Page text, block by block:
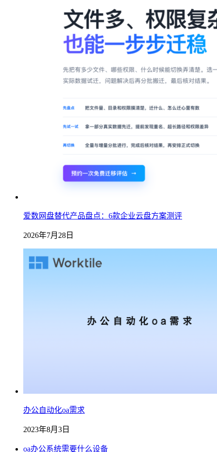
爱数网盘替代产品盘点：6款企业云盘方案测评
2026年7月28日
办公自动化oa需求
2023年8月3日
oa办公系统需要什么设备